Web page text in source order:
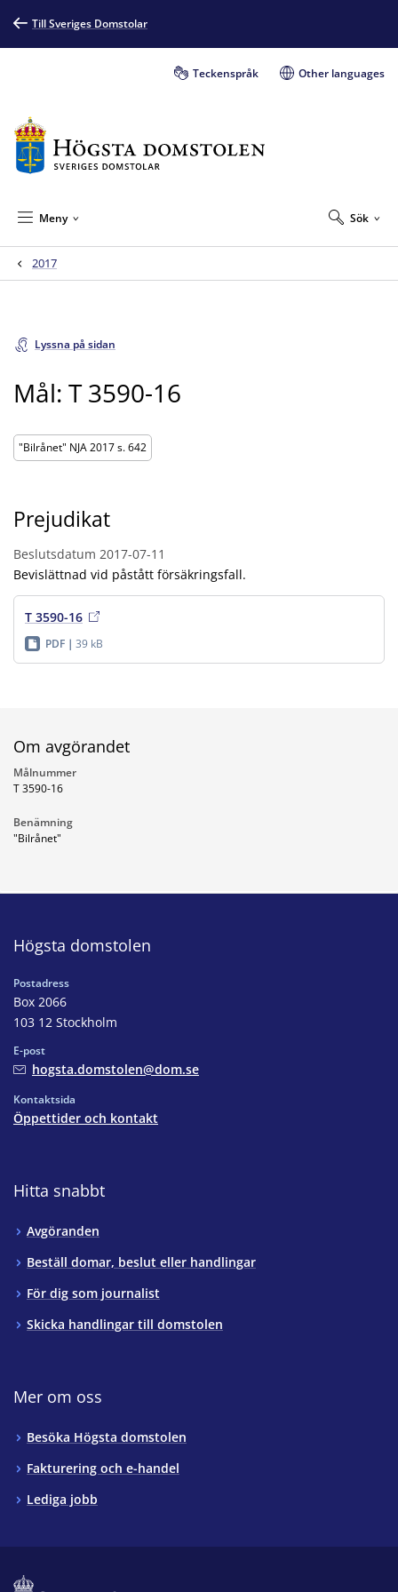
Till Sveriges Domstolar
Teckenspråk Other languages
Sök
Meny
2017
Lyssna på sidan
Mål: T 3590-16
"Bilrånet" NJA 2017 s. 642
Prejudikat
Beslutsdatum 2017-07-11
Bevislättnad vid påstått försäkringsfall.
T 3590-16
PDF 39 kB
Om avgörandet
Målnummer
T 3590-16
Benämning
"Bilrånet"
Högsta domstolen
Postadress
Box 2066
103 12 Stockholm
E-post
hogsta.domstolen@dom.se
Kontaktsida
Öppettider och kontakt
Hitta snabbt
Avgöranden
Beställ domar, beslut eller handlingar
För dig som journalist
Skicka handlingar till domstolen
Mer om oss
Besöka Högsta domstolen
Fakturering och e-handel
Lediga jobb